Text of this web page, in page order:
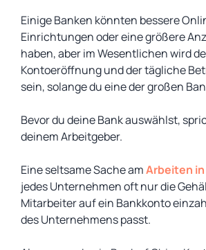
Einige Banken könnten bessere
Einrichtungen oder eine größere
haben, aber im Wesentlichen wird
Kontoeröffnung und der tägliche
sein, solange du eine der großen
Bevor du deine Bank auswählst,
deinem Arbeitgeber.
Eine seltsame Sache amArbeiten
jedes Unternehmen oft nur die
Mitarbeiter auf ein Bankkonto
des Unternehmens passt.